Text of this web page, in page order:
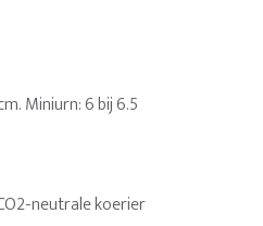
Miniurn: 6 bij 6.5
neutrale koerier